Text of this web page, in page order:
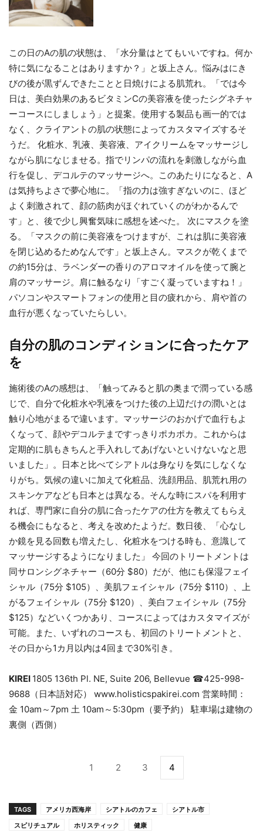
この日のAの肌の状態は、「水分量はとてもいいですね。何か
特に気になることはありますか？」と坂上さん。悩みはにき
びの後が黒ずんできたことと日焼けによる肌荒れ。「では今
日は、美白効果のあるビタミンCの美容液を使ったシグネチャ
ーコースにしましょう」と提案。使用する製品も画一的では
なく、クライアントの肌の状態によってカスタマイズするそ
うだ。 化粧水、乳液、美容液、アイクリームをマッサージし
ながら肌になじませる。指でリンパの流れを刺激しながら血
行を促し、デコルテのマッサージへ。このあたりになると、A
は気持ちよさで夢心地に。「指の力は強すぎないのに、ほど
よく刺激されて、顔の筋肉がほぐれていくのがわかるんで
す」と、後で少し興奮気味に感想を述べた。 次にマスクを塗
る。「マスクの前に美容液をつけますが、これは肌に美容液
を閉じ込めるためなんです」と坂上さん。マスクが乾くまで
の約15分は、ラベンダーの香りのアロマオイルを使って腕と
肩のマッサージ。肩に触るなり「すごく凝っていますね！」
パソコンやスマートフォンの使用と目の疲れから、肩や首の
血行が悪くなっていたらしい。
自分の肌のコンディションに合ったケア
を
施術後のAの感想は、「触ってみると肌の奥まで潤っている感
じで、自分で化粧水や乳液をつけた後の上辺だけの潤いとは
触り心地がまるで違います。マッサージのおかげで血行もよ
くなって、顔やデコルテまですっきりポカポカ。これからは
定期的に肌もきちんと手入れしてあげないといけないなと思
いました」。日本と比べてシアトルは身なりを気にしなくな
りがち。気候の違いに加えて化粧品、洗顔用品、肌荒れ用の
スキンケアなども日本とは異なる。そんな時にスパを利用す
れば、専門家に自分の肌に合ったケアの仕方を教えてもらえ
る機会にもなると、考えを改めたようだ。数日後、「心なし
か鏡を見る回数も増えたし、化粧水をつける時も、意識して
マッサージするようになりました」 今回のトリートメントは
同サロンシグネチャー（60分 $80）だが、他にも保湿フェイ
シャル（75分 $105）、美肌フェイシャル（75分 $110）、上
がるフェイシャル（75分 $120）、美白フェイシャル（75分
$125）などいくつかあり、コースによってはカスタマイズが
可能。また、いずれのコースも、初回のトリートメントと、
その日から1カ月以内は4回まで30%引き。
KIREI 1805 136th Pl. NE, Suite 206, Bellevue ☎425-998-
9688（日本語対応） www.holisticspakirei.com 営業時間：
金 10am～7pm 土 10am～5:30pm（要予約） 駐車場は建物の
裏側（西側）
1 2 3 4
TAGS アメリカ西海岸 シアトルのカフェ
シアトル市
スピリチュアル
ホリスティック 健康